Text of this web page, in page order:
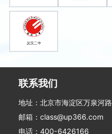
联系我们
地址：北京市海淀区万泉河路
邮箱：class@up366.com
电话：400-6426166